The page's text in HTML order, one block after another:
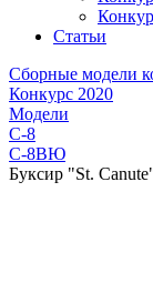
Статьи
Сборные модели
Конкурс 2020
Модели
C-8
C-8BЮ
Буксир "St.